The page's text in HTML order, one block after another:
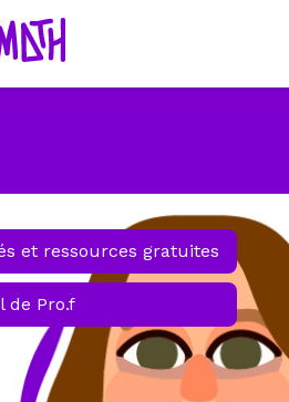
et ressources gratuites
de Pro.f